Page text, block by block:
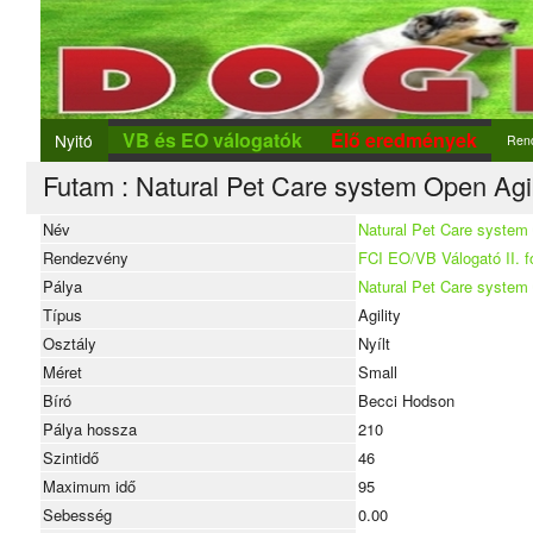
Nyitó VB és EO válogatók Élő eredmények
Új
Futam : Natural Pet Care system Open
Név
Natural Pet Care
Rendezvény
FCI EO/VB Válogató II.
Pálya
Natural Pet Care
Típus
Agility
Osztály
Nyílt
Méret
Small
Bíró
Becci Hodson
Pálya hossza
210
Szintidő
46
Maximum idő
95
Sebesség
0.00